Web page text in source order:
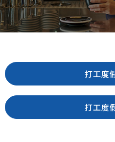
打工度
打工度